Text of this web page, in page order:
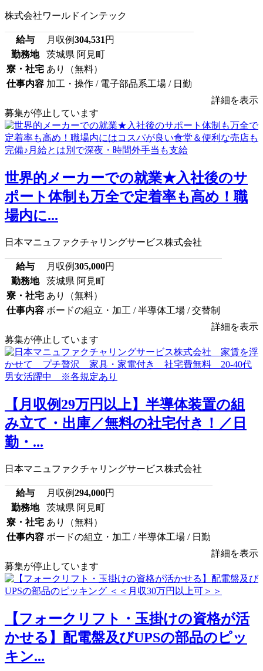
株式会社ワールドインテック
給与 月収例304,531 円
勤務地
茨城県 阿見町
寮・社宅 あり（無料）
仕事内容 加工・操作 / 電子部品系工場 / 日勤
詳細を表示
募集が停止しています
世界的メーカーでの就業★入社後のサ
ポート体制も万全で定着率も高め！職
場内に...
日本マニュファクチャリングサービス株式会社
給与 月収例305,000円
勤務地
茨城県 阿見町
寮・社宅 あり（無料）
仕事内容 ボードの組立・加工 / 半導体工場 / 交替制
詳細を表示
募集が停止しています
【月収例29万円以上】半導体装置の組
み立て・出庫／無料の社宅付き！／日
勤・...
日本マニュファクチャリングサービス株式会社
給与 月収例294,000円
勤務地
茨城県 阿見町
寮・社宅 あり（無料）
仕事内容 ボードの組立・加工 / 半導体工場 / 日勤
詳細を表示
募集が停止しています
【フォークリフト・玉掛けの資格が活
かせる】配電盤及びUPSの部品のピッ
キン...